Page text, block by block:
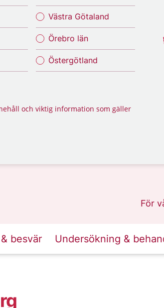
Västra Götaland
Örebro län
Östergötland
och viktig information som gäller
För
besvär Undersökning &